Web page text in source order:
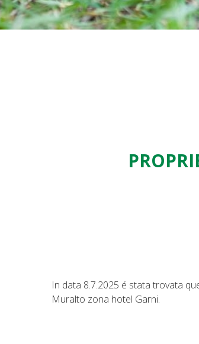
In data 8.7.2025 é stata trovata
Muralto zona hotel Garni.